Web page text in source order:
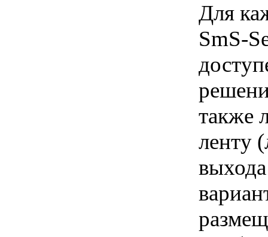
Для
SmS-
также
ленту